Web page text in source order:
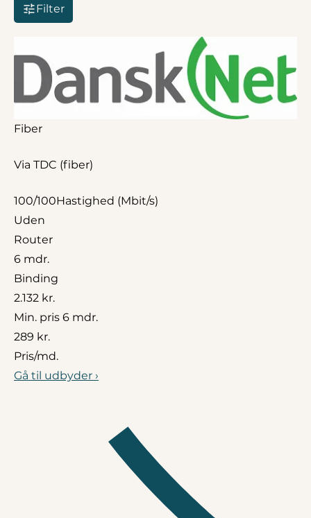
Filter
Fiber
Via TDC (fiber)
100/100Hastighed (Mbit/s)
Uden
Router
6 mdr.
Binding
2.132 kr.
Min. pris 6 mdr.
289 kr.
Pris/md.
Gå til udbyder ›